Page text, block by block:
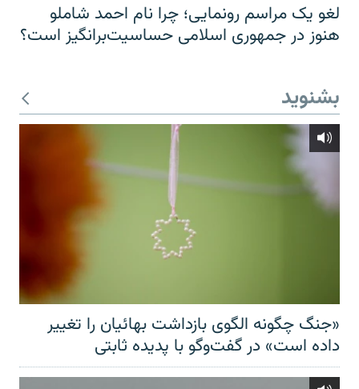
لغو یک مراسم رونمایی؛ چرا نام احمد شاملو
هنوز در جمهوری اسلامی حساسیت‌برانگیز است؟
بشنوید
«جنگ چگونه الگوی بازداشت بهائیان را تغییر
داده است» در گفت‌وگو با پدیده ثابتی